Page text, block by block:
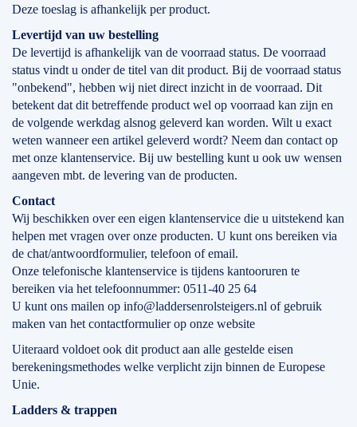
Deze toeslag is afhankelijk per product.
Levertijd van uw bestelling
De levertijd is afhankelijk van de voorraad status. De voorraad
status vindt u onder de titel van dit product. Bij de voorraad status
"onbekend", hebben wij niet direct inzicht in de voorraad. Dit
betekent dat dit betreffende product wel op voorraad kan zijn en
de volgende werkdag alsnog geleverd kan worden. Wilt u exact
weten wanneer een artikel geleverd wordt? Neem dan contact op
met onze klantenservice. Bij uw bestelling kunt u ook uw wensen
aangeven mbt. de levering van de producten.
Contact
Wij beschikken over een eigen klantenservice die u uitstekend kan
helpen met vragen over onze producten. U kunt ons bereiken via
de chat/antwoordformulier, telefoon of email.
Onze telefonische klantenservice is tijdens kantooruren te
bereiken via het telefoonnummer: 0511-40 25 64
U kunt ons mailen op info@laddersenrolsteigers.nl of gebruik
maken van het contactformulier op onze website
Uiteraard voldoet ook dit product aan alle gestelde eisen
berekeningsmethodes welke verplicht zijn binnen de Europese
Unie.
Ladders & trappen